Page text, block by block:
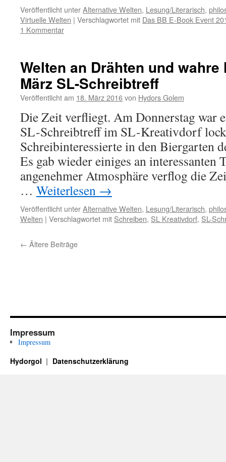
Veröffentlicht unterAlternative Welten, Lesung/Literarisch,
Virtuelle Welten | Verschlagwortet mit Das BB E-Book Event
1 Kommentar
Welten an Drähten und wahre
März SL-Schreibtreff
Veröffentlicht am 18. März 2016von Hydors Golem
Die Zeit verfliegt. Am Donnerstag war
SL-Schreibtreff im SL-Kreativdorf
Schreibinteressierte in den Biergarten
Es gab wieder einiges an interessanten
angenehmer Atmosphäre verflog die
… Weiterlesen →
Veröffentlicht unterAlternative Welten, Lesung/Literarisch,
Welten | Verschlagwortet mit Schreiben, SL Kreativdorf, SL-
← Ältere Beiträge
Impressum
Impressum
Hydorgol Datenschutzerklärung